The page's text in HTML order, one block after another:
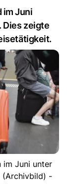
im Juni
zeigte
im Juni unter
(Archivbild) -